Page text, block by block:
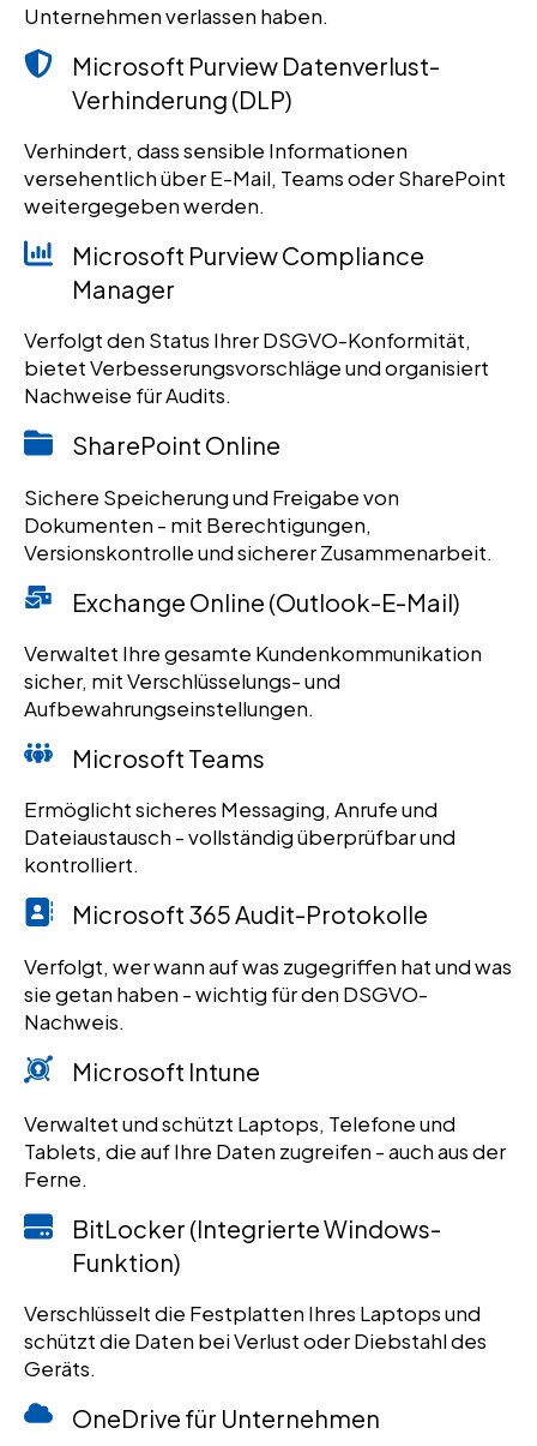
Unternehmen verlassen haben.
Microsoft Purview Datenverlust-
Verhinderung (DLP)
Verhindert, dass sensible Informationen
versehentlich über E-Mail, Teams oder SharePoint
weitergegeben werden.
Microsoft Purview Compliance
Manager
Verfolgt den Status Ihrer DSGVO-Konformität,
bietet Verbesserungsvorschläge und organisiert
Nachweise für Audits.
SharePoint Online
Sichere Speicherung und Freigabe von
Dokumenten - mit Berechtigungen,
Versionskontrolle und sicherer Zusammenarbeit.
Exchange Online (Outlook-E-Mail)
Verwaltet Ihre gesamte Kundenkommunikation
sicher, mit Verschlüsselungs- und
Aufbewahrungseinstellungen.
Microsoft Teams
Ermöglicht sicheres Messaging, Anrufe und
Dateiaustausch - vollständig überprüfbar und
kontrolliert.
Microsoft 365 Audit-Protokolle
Verfolgt, wer wann auf was zugegriffen hat und was
sie getan haben - wichtig für den DSGVO-
Nachweis.
Microsoft Intune
Verwaltet und schützt Laptops, Telefone und
Tablets, die auf Ihre Daten zugreifen - auch aus der
Ferne.
BitLocker (Integrierte Windows-
Funktion)
Verschlüsselt die Festplatten Ihres Laptops und
schützt die Daten bei Verlust oder Diebstahl des
Geräts.
OneDrive für Unternehmen